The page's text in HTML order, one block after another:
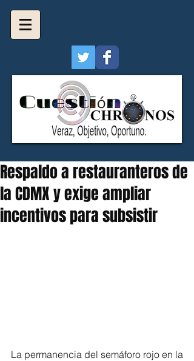
Respaldo a restauranteros de
la CDMX y exige ampliar
incentivos para subsistir
La permanencia del semáforo rojo en la